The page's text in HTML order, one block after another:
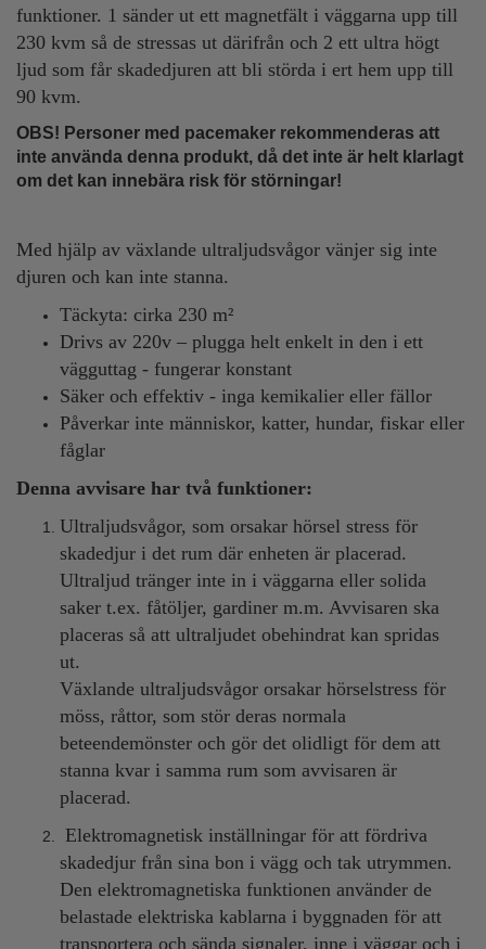
funktioner. 1 sänder ut ett magnetfält i väggarna upp till
230 kvm så de stressas ut därifrån och 2 ett ultra högt
ljud som får skadedjuren att bli störda i ert hem upp till
90 kvm.
OBS! Personer med pacemaker rekommenderas att
inte använda denna produkt, då det inte är helt klarlagt
om det kan innebära risk för störningar!
Med hjälp av växlande ultraljudsvågor vänjer sig inte
djuren och kan inte stanna.
Täckyta: cirka 230 m²
Drivs av 220v – plugga helt enkelt in den i ett
vägguttag - fungerar konstant
Säker och effektiv - inga kemikalier eller fällor
Påverkar inte människor, katter, hundar, fiskar eller
fåglar
Denna avvisare har två funktioner:
Ultraljudsvågor, som orsakar hörsel stress för
skadedjur i det rum där enheten är placerad.
Ultraljud tränger inte in i väggarna eller solida
saker t.ex. fåtöljer, gardiner m.m. Avvisaren ska
placeras så att ultraljudet obehindrat kan spridas
ut.
Växlande ultraljudsvågor orsakar hörselstress för
möss, råttor, som stör deras normala
beteendemönster och gör det olidligt för dem att
stanna kvar i samma rum som avvisaren är
placerad.
Elektromagnetisk inställningar för att fördriva
skadedjur från sina bon i vägg och tak utrymmen.
Den elektromagnetiska funktionen använder de
belastade elektriska kablarna i byggnaden för att
transportera och sända signaler, inne i väggar och i